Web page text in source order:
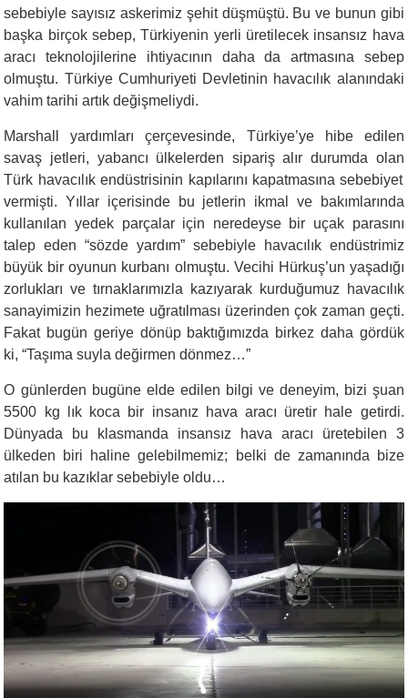
sebebiyle sayısız askerimiz şehit düşmüştü. Bu ve bunun gibi
başka birçok sebep, Türkiyenin yerli üretilecek insansız hava
aracı teknolojilerine ihtiyacının daha da artmasına sebep
olmuştu. Türkiye Cumhuriyeti Devletinin havacılık alanındaki
vahim tarihi artık değişmeliydi.
Marshall yardımları çerçevesinde, Türkiye’ye hibe edilen
savaş jetleri, yabancı ülkelerden sipariş alır durumda olan
Türk havacılık endüstrisinin kapılarını kapatmasına sebebiyet
vermişti. Yıllar içerisindebu jetlerin ikmal ve bakımlarında
kullanılan yedek parçalar için neredeyse bir uçak parasını
talep eden “sözde yardım” sebebiyle havacılık endüstrimiz
büyük bir oyunun kurbanı olmuştu. Vecihi Hürkuş’un yaşadığı
zorlukları ve tırnaklarımızla kazıyarak kurduğumuz havacılık
sanayimizin hezimete uğratılması üzerinden çok zaman geçti.
Fakat bugün geriye dönüp baktığımızda birkez daha gördük
ki, “Taşıma suyla değirmen dönmez…”
O günlerden bugüne elde edilen bilgi ve deneyim, bizi şuan
5500 kg lık koca bir insanız hava aracı üretir hale getirdi.
Dünyada bu klasmanda insansız hava aracı üretebilen 3
ülkeden biri haline gelebilmemiz; belki de zamanında bize
atılan bu kazıklarsebebiyle oldu…